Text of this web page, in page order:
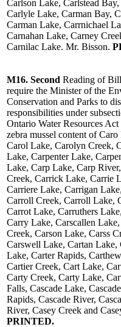
Carlson Lake, Carlstead
Carlyle Lake, Carman Bay,
Carman Lake, Carrnichael
Carnahan Lake, Carney
Carnilac Lake. Mr. Bisson.
M16. Second Reading of
require the Minister of the
Conservation and Parks to
responsibilities under
Ontario Water Resources
zebra mussel content of
Carol Lake, Carolyn Creek,
Lake, Carpenter Lake,
Lake, Carp Lake, Carp
Creek, Carrick Lake, Carrie
Carriere Lake, Carrigan
Carroll Creek, Carroll Lake,
Carrot Lake, Carruthers
Carry Lake, Carscallen
Creek, Carson Lake, Carss
Carswell Lake, Cartan Lake,
Lake, Carter Rapids,
Cartier Creek, Cart Lake,
Carty Creek, Carty Lake,
Falls, Cascade Lake,
Rapids, Cascade River,
River, Casey Creek and
PRINTED.